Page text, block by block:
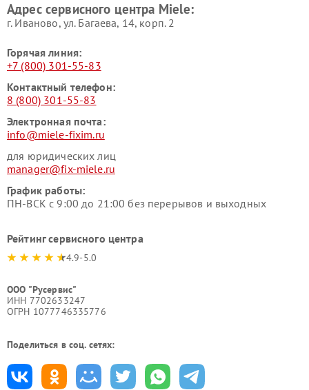
Miele
пылесосов Miele
Адрес сервисного центра Miele:
г. Иваново, ул. Багаева, 14, корп. 2
Горячая линия:
+7 (800) 301-55-83
Контактный телефон:
8 (800) 301-55-83
Электронная почта:
info@miele-fixim.ru
для юридических лиц
manager@fix-miele.ru
График работы:
ПН-ВСК с 9:00 до 21:00 без перерывов и выходных
Рейтинг сервисного центра
4.9-5.0
ООО "Русервис"
ИНН 7702633247
ОГРН 1077746335776
Поделиться в соц. сетях: